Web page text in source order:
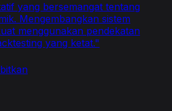
yang bersemangat tentang
Mengembangkan sistem
menggunakan pendekatan
yang ketat."